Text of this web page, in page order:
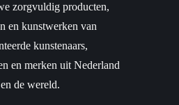
zorgvuldig producten,
en kunstwerken van
kunstenaars,
en merken uit Nederland
en de wereld.